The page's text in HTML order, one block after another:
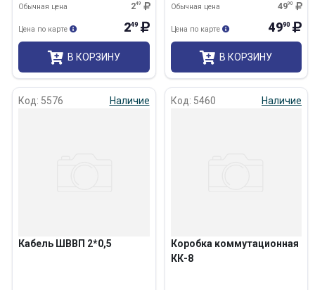
249
Обычная цена
249
Цена по карте
В КОРЗИНУ
4990
Обычная цена
4990
Цена по карте
В КОРЗИНУ
Код: 5576 Наличие
Кабель ШВВП 2*0,5
Код: 5460 Наличие
Коробка коммутационная
КК-8